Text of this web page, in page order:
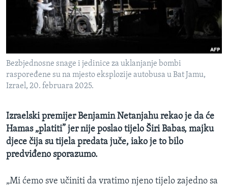
MAGAZIN
O GLASU AMERIKE
Learning English
PRATITE NAS
Jezici
Bezbjednosne snage i jedinice za uklanjanje bombi
raspoređene su na mjesto eksplozije autobusa u Bat Jamu,
Izrael, 20. februara 2025.
Izraelski premijer Benjamin Netanjahu rekao je da će
Hamas „platiti” jer nije poslao tijelo Širi Babas, majku
djece čija su tijela predata juče, iako je to bilo
predviđeno sporazumo.
„Mi ćemo sve učiniti da vratimo njeno tijelo zajedno sa